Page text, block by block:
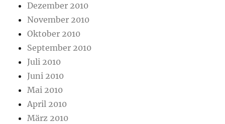
Dezember 2010
November 2010
Oktober 2010
September 2010
Juli 2010
Juni 2010
Mai 2010
April 2010
März 2010